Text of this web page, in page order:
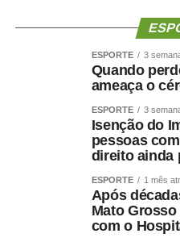
Esperanca.pdf
10-31-01-2025-
REGIONAL-
Caetano de Oliveira
7-31-01-2025-
REGIONAL-
SENHORA
9-31-01-2025-
REGIONAL-
ESPORTE 3
Quando
ameaça o
ESPORTE 3
Isenção do
pessoas
direito ainda
ESPORTE 1 mês
Após
Mato
com o